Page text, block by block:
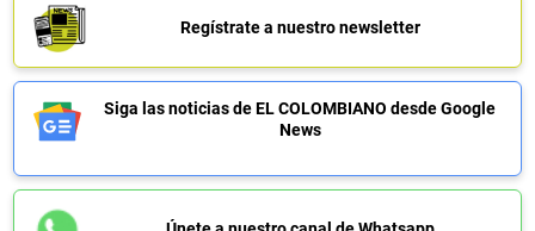
Regístrate a nuestro newsletter
Siga las noticias de EL COLOMBIANO desde Google
News